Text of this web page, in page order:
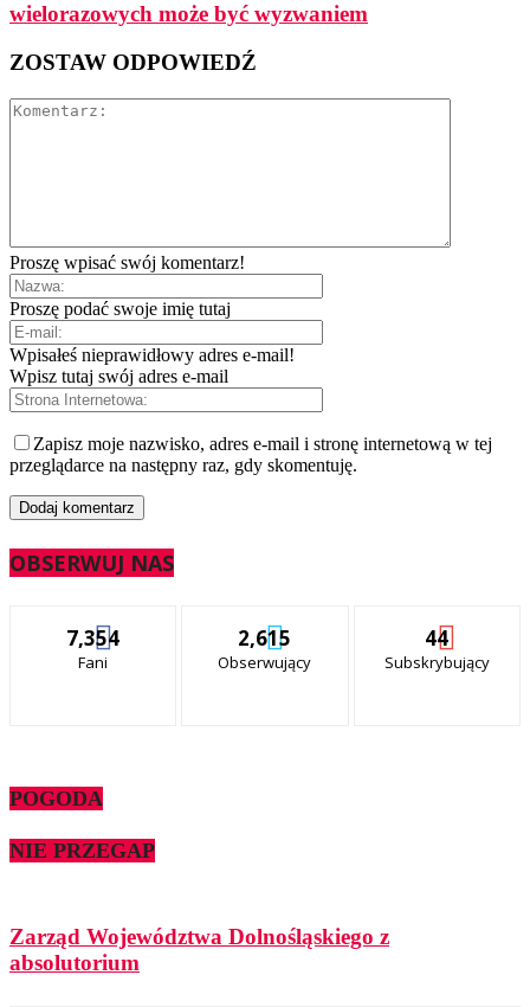
wielorazowych może być wyzwaniem
ZOSTAW ODPOWIEDŹ
Proszę wpisać swój komentarz!
Proszę podać swoje imię tutaj
Wpisałeś nieprawidłowy adres e-mail!
Wpisz tutaj swój adres e-mail
Zapisz moje nazwisko, adres e-mail i stronę internetową w tej
przeglądarce na następny raz, gdy skomentuję.
OBSERWUJ NAS
7,354
Fani
2,615
Obserwujący
44
Subskrybujący
POGODA
NIE PRZEGAP
Zarząd Województwa Dolnośląskiego z
absolutorium